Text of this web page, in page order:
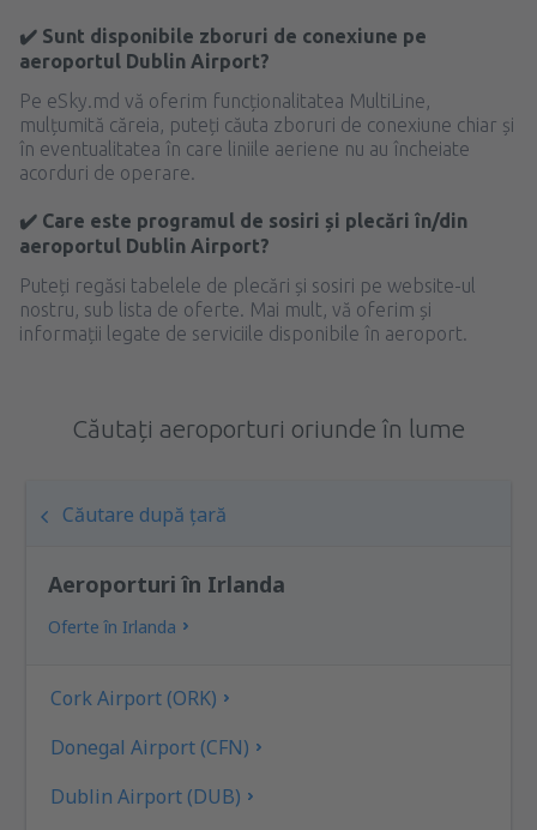
✔️ Sunt disponibile zboruri de conexiune pe
aeroportul Dublin Airport?
Pe eSky.md vă oferim funcționalitatea MultiLine,
mulțumită căreia, puteți căuta zboruri de conexiune chiar și
în eventualitatea în care liniile aeriene nu au încheiate
acorduri de operare.
✔️ Care este programul de sosiri și plecări în/din
aeroportul Dublin Airport?
Puteți regăsi tabelele de plecări și sosiri pe website-ul
nostru, sub lista de oferte. Mai mult, vă oferim și
informații legate de serviciile disponibile în aeroport.
Căutați aeroporturi oriunde în lume
Căutare după țară
Aeroporturi în Irlanda
Oferte în Irlanda
Cork Airport (ORK)
Donegal Airport (CFN)
Dublin Airport (DUB)